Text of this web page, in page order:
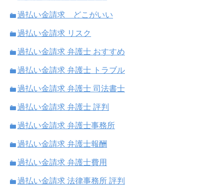
過払い金請求 どこがいい
過払い金請求 リスク
過払い金請求 弁護士 おすすめ
過払い金請求 弁護士 トラブル
過払い金請求 弁護士 司法書士
過払い金請求 弁護士 評判
過払い金請求 弁護士事務所
過払い金請求 弁護士報酬
過払い金請求 弁護士費用
過払い金請求 法律事務所 評判